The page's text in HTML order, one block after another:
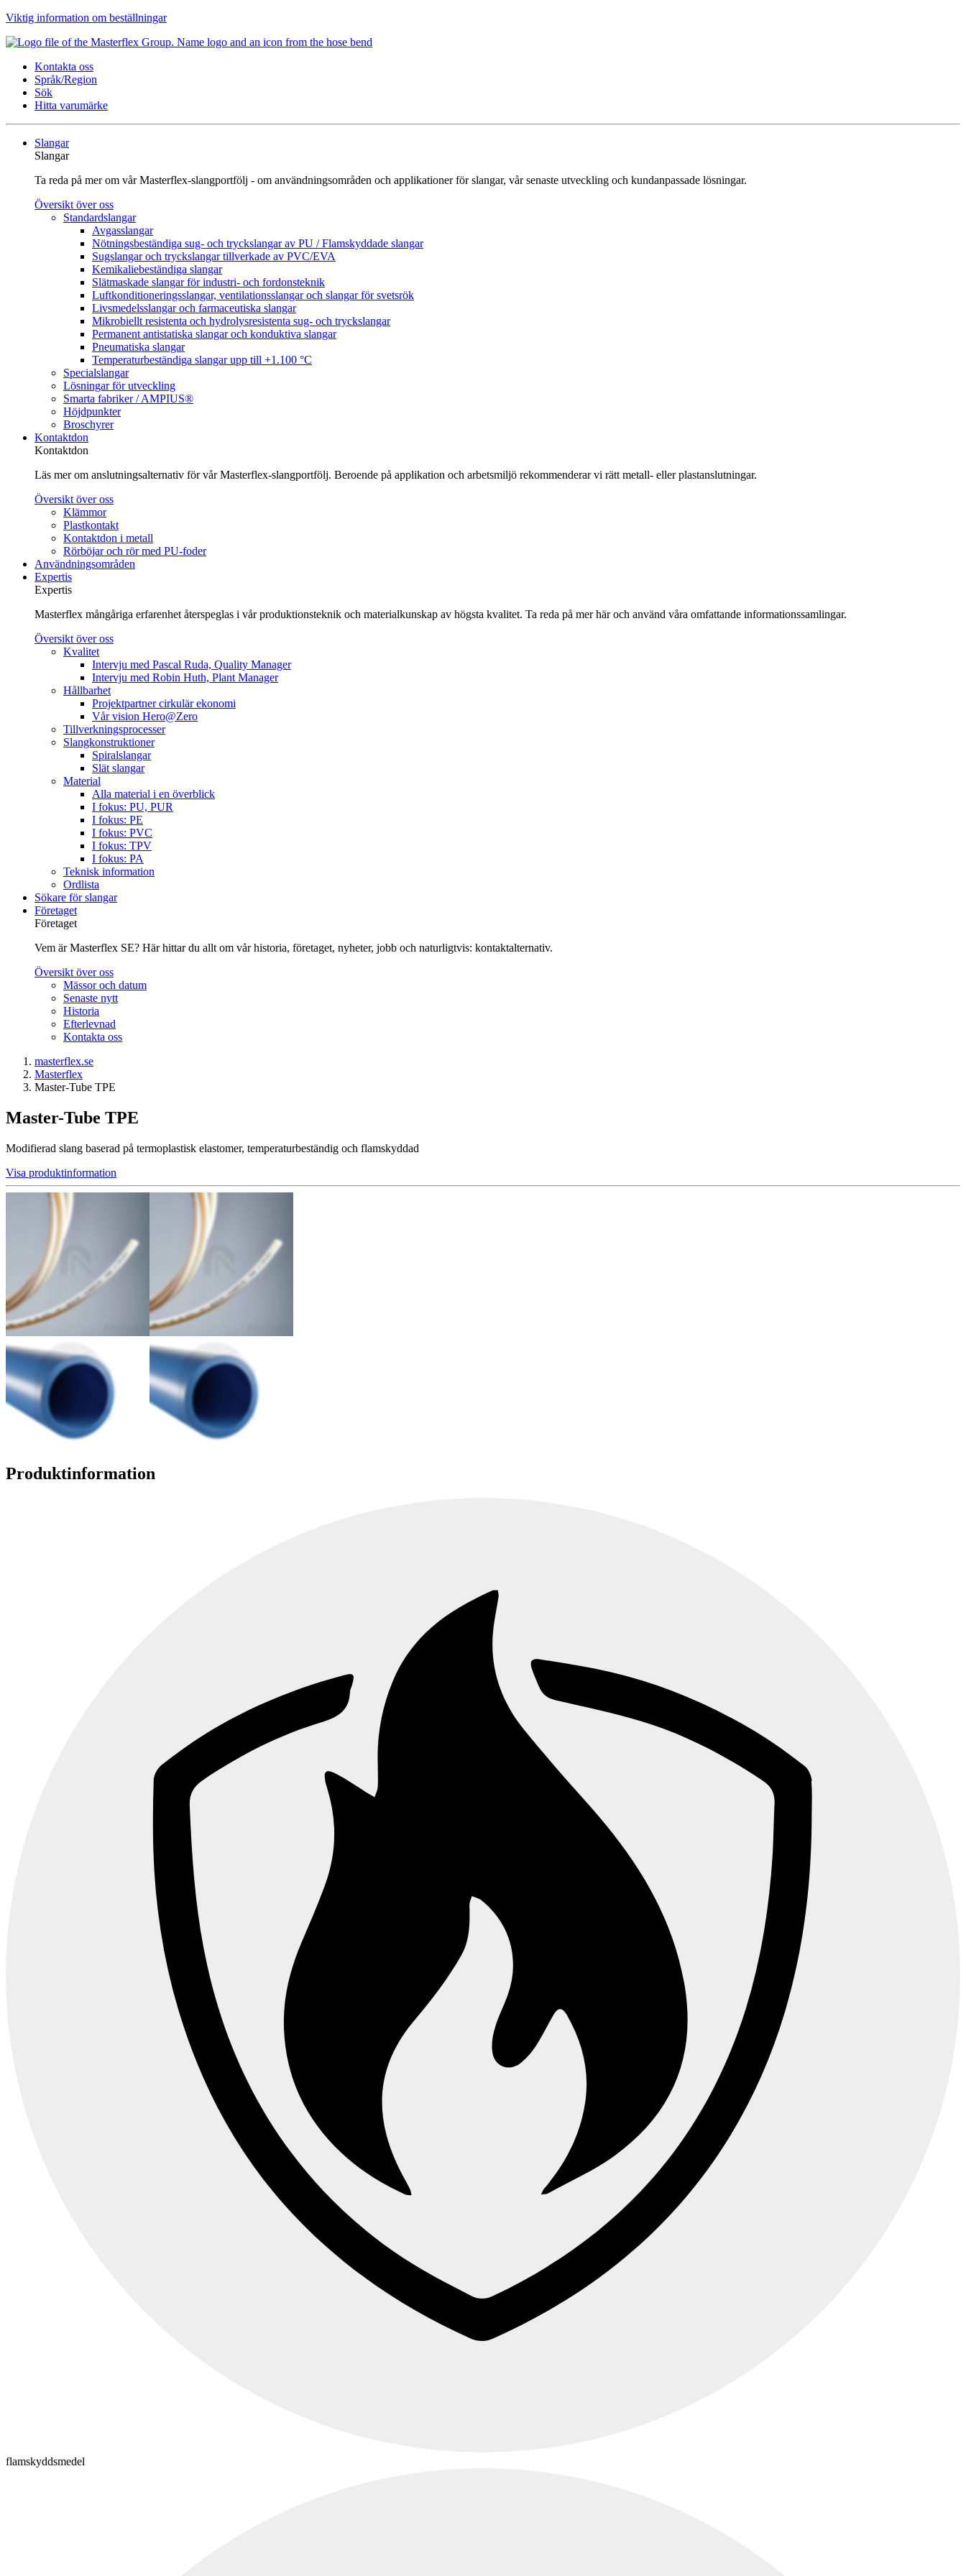
Viktig information om beställningar
Kontakta oss
Språk/Region
Sök
Hitta varumärke
Slangar
Slangar
Ta reda på mer om vår Masterflex-slangportfölj - om användningsområden och applikationer för slangar, vår senaste utveckling och kundanpassade lösningar.
Översikt över oss
Standardslangar
Avgasslangar
Nötningsbeständiga sug- och tryckslangar av PU / Flamskyddade slangar
Sugslangar och tryckslangar tillverkade av PVC/EVA
Kemikaliebeständiga slangar
Slätmaskade slangar för industri- och fordonsteknik
Luftkonditioneringsslangar, ventilationsslangar och slangar för svetsrök
Livsmedelsslangar och farmaceutiska slangar
Mikrobiellt resistenta och hydrolysresistenta sug- och tryckslangar
Permanent antistatiska slangar och konduktiva slangar
Pneumatiska slangar
Temperaturbeständiga slangar upp till +1.100 °C
Specialslangar
Lösningar för utveckling
Smarta fabriker / AMPIUS®
Höjdpunkter
Broschyrer
Kontaktdon
Kontaktdon
Läs mer om anslutningsalternativ för vår Masterflex-slangportfölj. Beroende på applikation och arbetsmiljö rekommenderar vi rätt metall- eller plastanslutningar.
Översikt över oss
Klämmor
Plastkontakt
Kontaktdon i metall
Rörböjar och rör med PU-foder
Användningsområden
Expertis
Expertis
Masterflex mångåriga erfarenhet återspeglas i vår produktionsteknik och materialkunskap av högsta kvalitet. Ta reda på mer här och använd våra omfattande informationssamlingar.
Översikt över oss
Kvalitet
Intervju med Pascal Ruda, Quality Manager
Intervju med Robin Huth, Plant Manager
Hållbarhet
Projektpartner cirkulär ekonomi
Vår vision Hero@Zero
Tillverkningsprocesser
Slangkonstruktioner
Spiralslangar
Slät slangar
Material
Alla material i en överblick
I fokus: PU, PUR
I fokus: PE
I fokus: PVC
I fokus: TPV
I fokus: PA
Teknisk information
Ordlista
Sökare för slangar
Företaget
Företaget
Vem är Masterflex SE? Här hittar du allt om vår historia, företaget, nyheter, jobb och naturligtvis: kontaktalternativ.
Översikt över oss
Mässor och datum
Senaste nytt
Historia
Efterlevnad
Kontakta oss
masterflex.se
Masterflex
Master-Tube TPE
Master-Tube TPE
Modifierad slang baserad på termoplastisk elastomer, temperaturbeständig och flamskyddad
Visa produktinformation
Produktinformation
flamskyddsmedel